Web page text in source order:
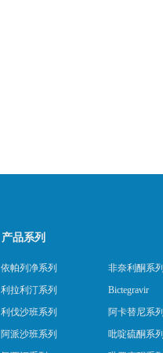
依帕列净系列
利拉利汀系列
利伐沙班系列
阿派沙班系列
产品系列
非奈利酮系列
Bictegravir
阿卡替尼系列
吡啶硫酮系列